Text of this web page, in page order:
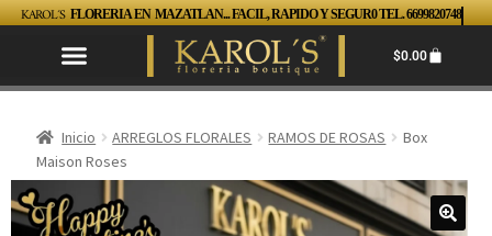
KAROL´S FLORERIA EN MAZATLAN... FACIL, RAPIDO Y SEGUR0 TEL. 6699820748
$0.00
Inicio ARREGLOS FLORALES RAMOS DE ROSAS
Box
Maison Roses